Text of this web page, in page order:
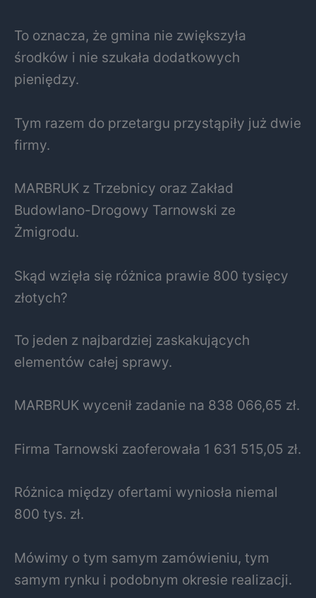
To oznacza, że gmina nie zwiększyła
środków i nie szukała dodatkowych
pieniędzy.
Tym razem do przetargu przystąpiły już dwie
firmy.
MARBRUK z Trzebnicy oraz Zakład
Budowlano-Drogowy Tarnowski ze
Żmigrodu.
Skąd wzięła się różnica prawie 800 tysięcy
złotych?
To jeden z najbardziej zaskakujących
elementów całej sprawy.
MARBRUK wycenił zadanie na 838 066,65 zł.
Firma Tarnowski zaoferowała 1 631 515,05 zł.
Różnica między ofertami wyniosła niemal
800 tys. zł.
Mówimy o tym samym zamówieniu, tym
samym rynku i podobnym okresie realizacji.